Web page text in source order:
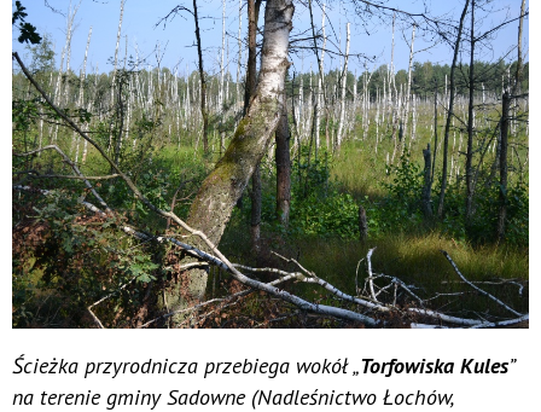
Ścieżka przyrodnicza przebiega wokół „Torfowiska Kules”
na terenie gminy Sadowne (Nadleśnictwo Łochów,